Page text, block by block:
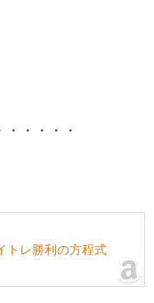
・・・・
トレ勝利の方程式